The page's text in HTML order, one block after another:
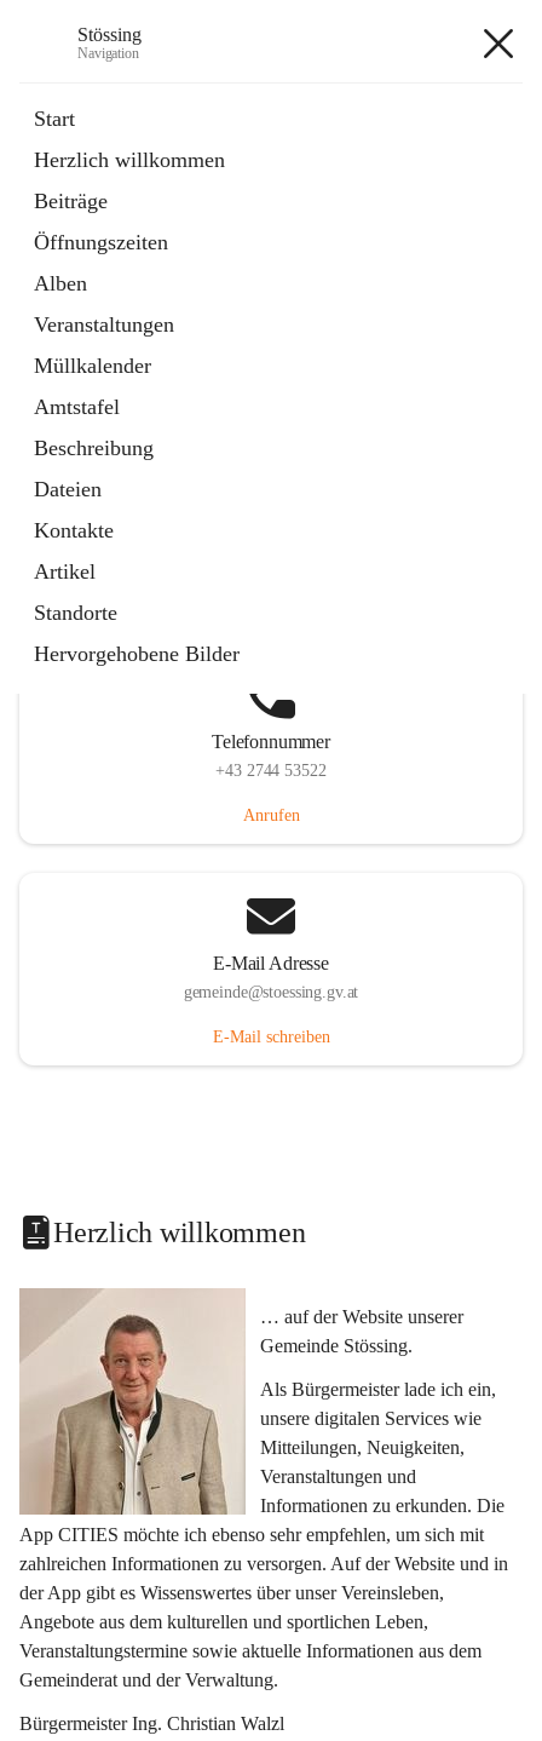
Stössing
Navigation
Start
Herzlich willkommen
Beiträge
Öffnungszeiten
Alben
Veranstaltungen
Müllkalender
Amtstafel
Beschreibung
Dateien
Kontakte
Artikel
Standorte
Hervorgehobene Bilder
Datei
in
Tab
Kindergarten
öffnet
in
neuem
Tab
Telefonnummer
+43 2744 53522
Anrufen
E-Mail Adresse
gemeinde@stoessing.gv.at
E-Mail schreiben
Herzlich willkommen
… auf der Website unserer
Gemeinde Stössing.
Als Bürgermeister lade ich ein,
unsere digitalen Services wie
Mitteilungen, Neuigkeiten,
Veranstaltungen und
Informationen zu erkunden. Die
App CITIES möchte ich ebenso sehr empfehlen, um sich mit
zahlreichen Informationen zu versorgen. Auf der Website und in
der App gibt es Wissenswertes über unser Vereinsleben,
Angebote aus dem kulturellen und sportlichen Leben,
Veranstaltungstermine sowie aktuelle Informationen aus dem
Gemeinderat und der Verwaltung.
Bürgermeister Ing. Christian Walzl